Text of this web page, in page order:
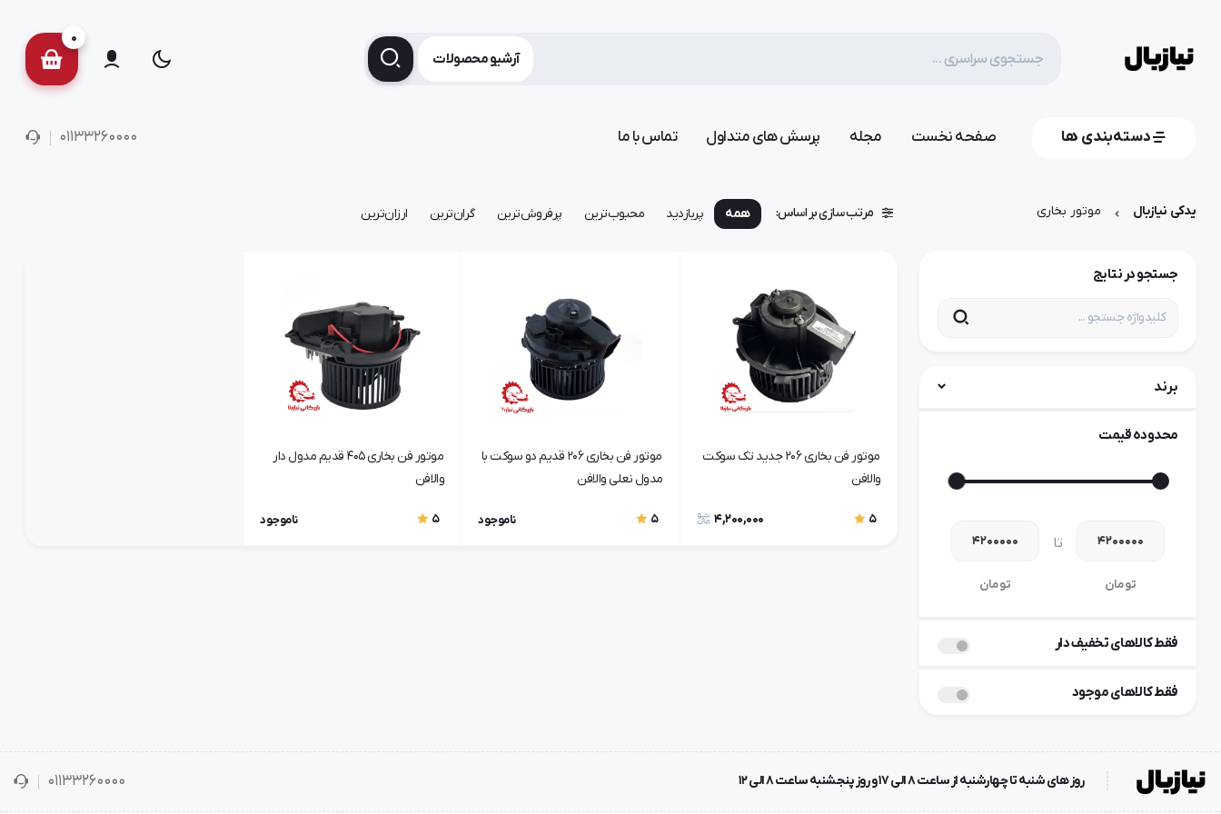
آرشیو محصولات
0
دسته‌بندی ها صفحه نخست مجله پرسش های متداول تماس با ما 01133260000
یدکی نیازبال موتور بخاری
جستجو در نتایج
برند
محدوده قیمت
تومان
تا
تومان
فقط کالاهای تخفیف دار
فقط کالاهای موجود
مرتب سازی بر اساس: همه پربازدید محبوب‌ترین پرفروش‌ترین گران‌ترین ارزان‌ترین
موتور فن بخاری 206 جدید تک سوکت
والافن
5
4,200,000
موتور فن بخاری 206 قدیم دو سوکت با
مدول نعلی والافن
5 ناموجود
موتور فن بخاری 405 قدیم مدول دار
والافن
5 ناموجود
روز های شنبه تا چهارشنبه از ساعت 8 الی 17 و روز پنجشنبه ساعت 8 الی 12 01133260000